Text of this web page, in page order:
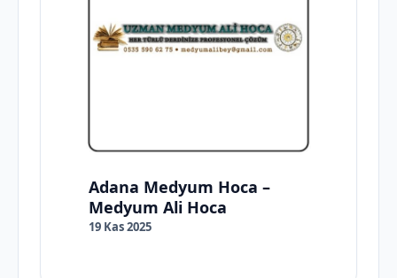
Adana Medyum Hoca –
Medyum Ali Hoca
19 Kas 2025